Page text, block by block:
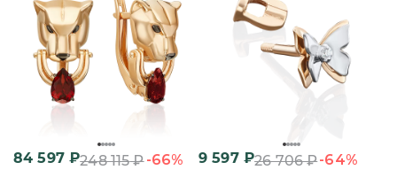
84 597₽248 115₽-66% 9 597₽26 706₽-64%